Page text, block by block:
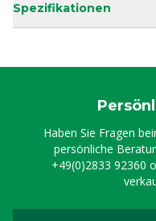
Spezifikationen
Haben Sie Fragen
persönliche
+49(0)2833 92360